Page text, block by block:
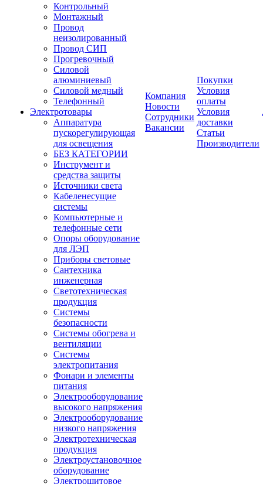
Контрольный
Монтажный
Провод
неизолированный
Провод СИП
Прогревочный
Силовой
алюминиевый
Силовой медный
Телефонный
Электротовары
Аппаратура
пускорегулирующая
для освещения
БЕЗ КАТЕГОРИИ
Инструмент и
средства защиты
Источники света
Кабеленесущие
системы
Компьютерные и
телефонные сети
Опоры оборудование
для ЛЭП
Приборы световые
Сантехника
инженерная
Светотехническая
продукция
Системы
безопасности
Системы обогрева и
вентиляции
Системы
электропитания
Фонари и элементы
питания
Электрооборудование
высокого напряжения
Электрооборудование
низкого напряжения
Электротехническая
продукция
Электроустановочное
оборудование
Электрощитовое
Компания
Новости
Сотрудники
Вакансии
Покупки
Условия
оплаты
Условия
доставки
Статьи
Производители